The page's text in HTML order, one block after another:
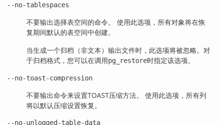
--no-tablespaces
不要输出选择表空间的命令。 使用此选项，所有对象将在恢
复期间默认的表空间中创建。
当生成一个归档（非文本）输出文件时，此选项将被忽略。对
于归档格式，您可以在调用pg_restore时指定该选项。
--no-toast-compression
不要输出命令来设置TOAST压缩方法。 使用此选项，所有列
将以默认压缩设置恢复。
--no-unlogged-table-data